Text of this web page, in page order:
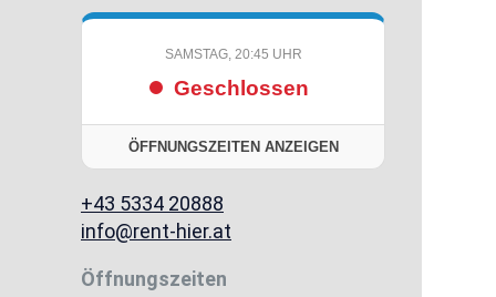
SAMSTAG, 20:45 UHR
Geschlossen
ÖFFNUNGSZEITEN ANZEIGEN
+43 5334 20888
info@rent-hier.at
Öffnungszeiten